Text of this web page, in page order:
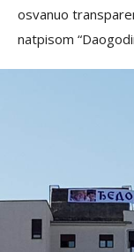
osvanuo
natpisom